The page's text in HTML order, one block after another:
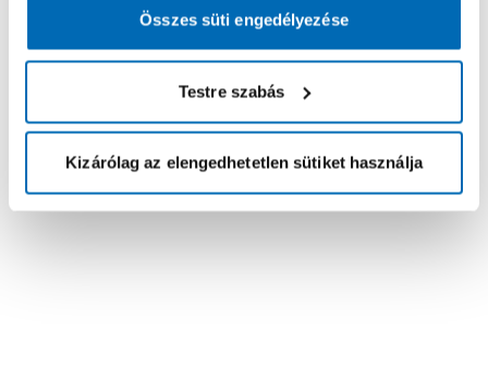
Összes süti engedélyezése
Testre szabás
Kizárólag az elengedhetetlen sütiket használja